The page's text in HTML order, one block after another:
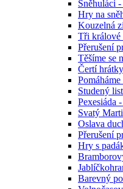
Sněhuláci -
Hry na
Kouzelná
Tři králové
Přerušení
Těšíme se
Čertí
Studený
Pexesiáda
Svatý
Oslava
Přerušení
Hry s
Barevný